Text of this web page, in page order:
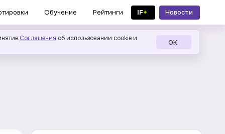
Обучение Рейтинги IF+
Новости
в MAX
Соглашения об использовании cookie и
ОК